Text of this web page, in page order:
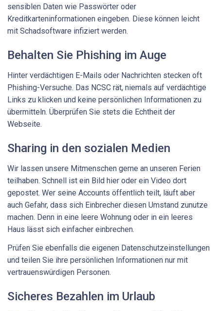
sensiblen Daten wie Passwörter oder
Kreditkarteninformationen eingeben. Diese können leicht
mit Schadsoftware infiziert werden.
Behalten Sie Phishing im Auge
Hinter verdächtigen E-Mails oder Nachrichten stecken oft
Phishing-Versuche. Das NCSC rät, niemals auf verdächtige
Links zu klicken und keine persönlichen Informationen zu
übermitteln. Überprüfen Sie stets die Echtheit der
Webseite.
Sharing in den sozialen Medien
Wir lassen unsere Mitmenschen gerne an unseren Ferien
teilhaben. Schnell ist ein Bild hier oder ein Video dort
gepostet. Wer seine Accounts öffentlich teilt, läuft aber
auch Gefahr, dass sich Einbrecher diesen Umstand zunutze
machen. Denn in eine leere Wohnung oder in ein leeres
Haus lässt sich einfacher einbrechen.
Prüfen Sie ebenfalls die eigenen Datenschutzeinstellungen
und teilen Sie ihre persönlichen Informationen nur mit
vertrauenswürdigen Personen.
Sicheres Bezahlen im Urlaub